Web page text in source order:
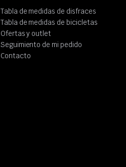
Tabla de medidas de disfraces
Tabla de medidas de bicicletas
Ofertas y outlet
Seguimiento de mi pedido
Contacto